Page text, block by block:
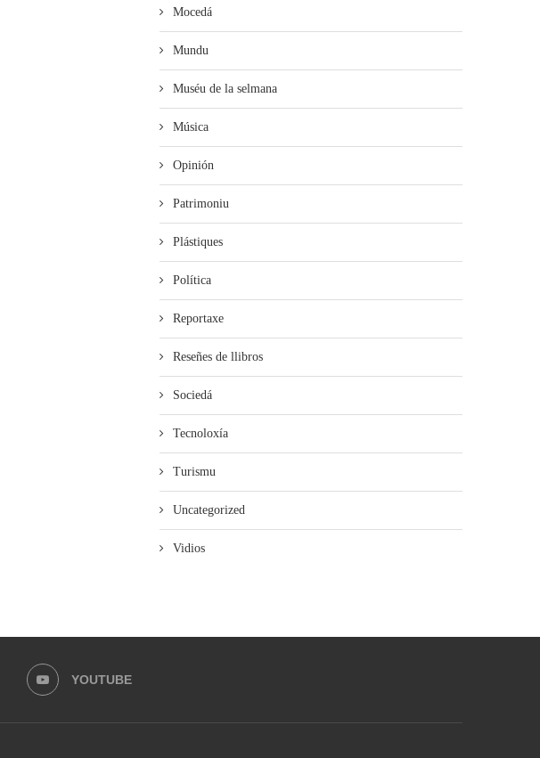
Mocedá
Mundu
Muséu de la selmana
Música
Opinión
Patrimoniu
Plástiques
Política
Reportaxe
Reseñes de llibros
Sociedá
Tecnoloxía
Turismu
Uncategorized
Vidios
YOUTUBE